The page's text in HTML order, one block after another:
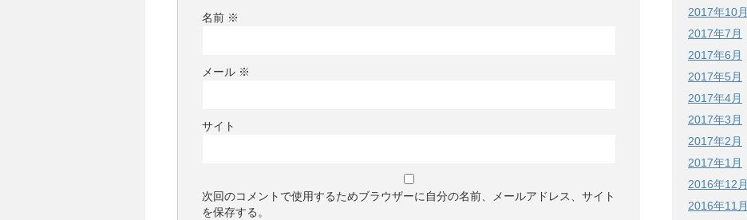
名前 ※
メール ※
サイト
次回のコメントで使用するためブラウザーに自分の名前、メールアドレス、サイト
を保存する。
2017年10月
2017年7月
2017年6月
2017年5月
2017年4月
2017年3月
2017年2月
2017年1月
2016年12月
2016年11月